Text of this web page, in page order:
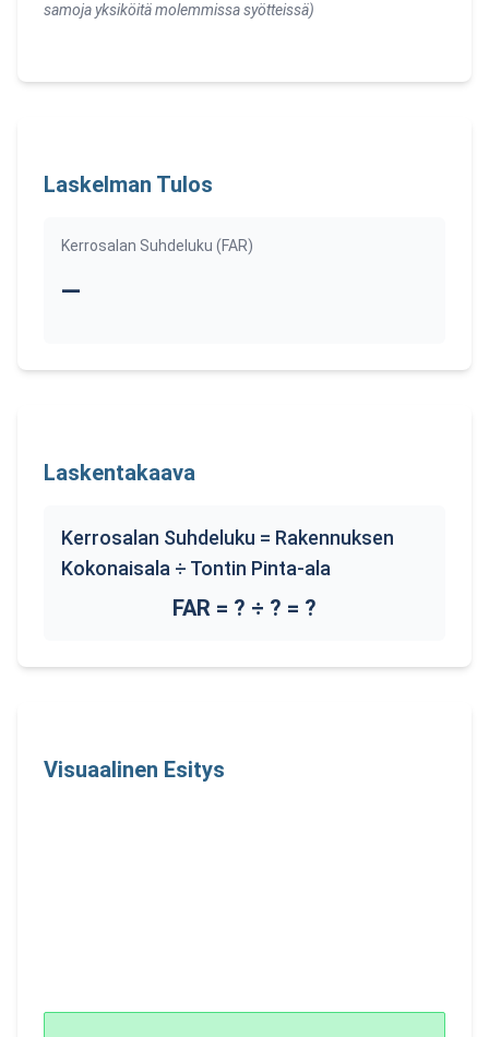
samoja yksiköitä molemmissa syötteissä)
Laskelman Tulos
Kerrosalan Suhdeluku (FAR)
—
Laskentakaava
Kerrosalan Suhdeluku = Rakennuksen
Kokonaisala ÷ Tontin Pinta-ala
FAR = ? ÷ ? = ?
Visuaalinen Esitys